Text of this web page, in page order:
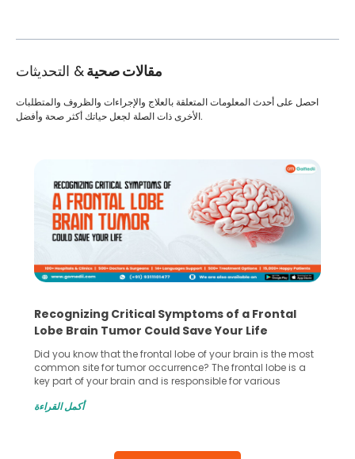
مقالات صحية& التحديثات
احصل على أحدث المعلومات المتعلقة بالعلاج والإجراءات والظروف والمتطلبات
الأخرى ذات الصلة لجعل حياتك أكثر صحة وأفضل.
What You Need to Know Before Taking the
Step Towards IVF Without Husband’s Consent
In vitro fertilization (IVF) is a great option for the treatment
for infertility and widely known across the globe. It allows
many couples to start a family when natural conception
husband consent as he doesn’t support the idea then this
أكمل القراءة